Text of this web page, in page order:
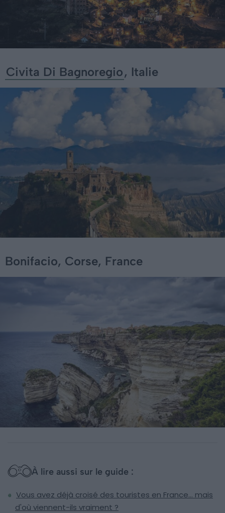
Civita Di Bagnoregio, Italie
Bonifacio, Corse, France
À lire aussi sur le guide :
Vous avez déjà croisé des touristes en France… mais
d'où viennent-ils vraiment ?